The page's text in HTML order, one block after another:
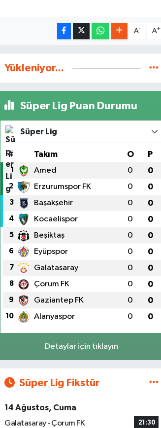
A- A+
Yükleniyor...
Süper Lig Puan Durumu
Süper Lig
# Takım O P
1 Amed 0 0
2 Erzurumspor FK 0 0
3 Başakşehir 0 0
4 Kocaelispor 0 0
5 Beşiktaş 0 0
6 Eyüpspor 0 0
7 Galatasaray 0 0
8 Çorum FK 0 0
9 Gaziantep FK 0 0
10 Alanyaspor 0 0
Detaylar için tıklayın
Süper Lig Fikstür
14 Ağustos, Cuma
Galatasaray - Çorum FK
21:30